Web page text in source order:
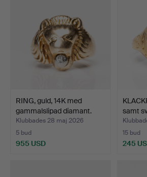
RING, guld, 14K med
gammalslipad diamant.
Klubbades 28 maj 2026
5 bud
955 USD
samt
15 bud
245